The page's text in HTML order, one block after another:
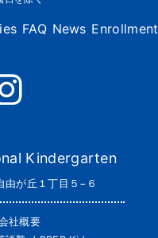
FAQ News Enrollment
Kindergarten
が丘１丁目５−６
社概要